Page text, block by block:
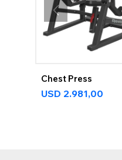
Chest Press
USD 2.981,00